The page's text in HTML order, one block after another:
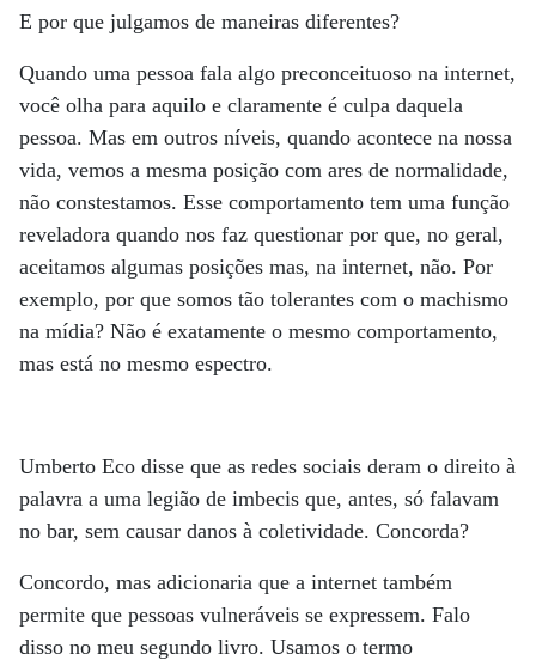
E por que julgamos de maneiras diferentes?
Quando uma pessoa fala algo preconceituoso na internet,
você olha para aquilo e claramente é culpa daquela
pessoa. Mas em outros níveis, quando acontece na nossa
vida, vemos a mesma posição com ares de normalidade,
não constestamos. Esse comportamento tem uma função
reveladora quando nos faz questionar por que, no geral,
aceitamos algumas posições mas, na internet, não. Por
exemplo, por que somos tão tolerantes com o machismo
na mídia? Não é exatamente o mesmo comportamento,
mas está no mesmo espectro.
Umberto Eco disse que as redes sociais deram o direito à
palavra a uma legião de imbecis que, antes, só falavam
no bar, sem causar danos à coletividade. Concorda?
Concordo, mas adicionaria que a internet também
permite que pessoas vulneráveis se expressem. Falo
disso no meu segundo livro. Usamos o termo